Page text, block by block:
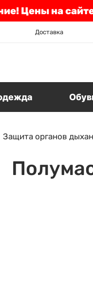
Цены на
Доставка
Защита органов